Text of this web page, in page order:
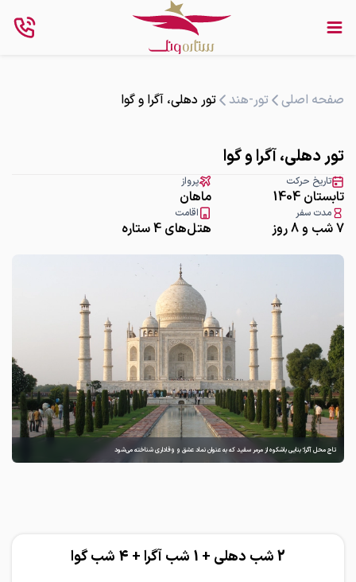
صفحه اصلی تور-هند تور دهلی، آگرا و گوا
تور دهلی، آگرا و گوا
تاریخ حرکت
تابستان 1404
پرواز
ماهان
مدت سفر
7 شب و 8 روز
اقامت
هتل‌های 4 ستاره
تاج محل آگرا؛ بنایی باشکوه از مرمر سفید که به عنوان نماد عشق و وفاداری شناخته می‌شود
2 شب دهلی + 1 شب آگرا + 4 شب گوا